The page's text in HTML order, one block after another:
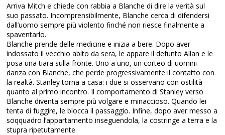
Arriva Mitch e chiede con rabbia a Blanche di dire la verità sul
suo passato. Incomprensibilmente, Blanche cerca di difendersi
dall’uomo sempre più violento finché non riesce finalmente a
spaventarlo.
Blanche prende delle medicine e inizia a bere. Dopo aver
indossato il vecchio abito da sera, le appare il defunto Allan e le
posa una tiara sulla fronte. Uno a uno, un corteo di uomini
danza con Blanche, che perde progressivamente il contatto con
la realtà. Stanley torna a casa: i due si osservano con ostilità
quanto al primo incontro. Il comportamento di Stanley verso
Blanche diventa sempre più volgare e minaccioso. Quando lei
tenta di fuggire, le blocca il passaggio. Infine, dopo aver messo a
soqquadro l’appartamento inseguendola, la costringe a terra e la
stupra ripetutamente.